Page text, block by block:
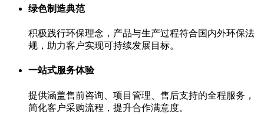
绿色制造典范
积极践行环保理念，产品与生产过程符合国内外环保法
规，助力客户实现可持续发展目标。
一站式服务体验
提供涵盖售前咨询、项目管理、售后支持的全程服务，
简化客户采购流程，提升合作满意度。